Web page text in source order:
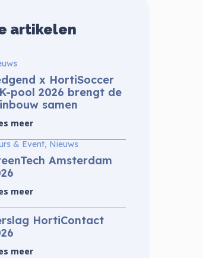
artikelen
x HortiSoccer
pool 2026 brengt de
samen
meer
& Event, Nieuws
Amsterdam
meer
HortiContact
meer